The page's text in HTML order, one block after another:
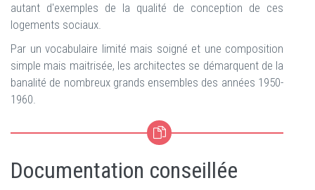
autant d'exemples de la qualité de conception de ces
logements sociaux.
Par un vocabulaire limité mais soigné et une composition
simple mais maitrisée, les architectes se démarquent de la
banalité de nombreux grands ensembles des années 1950-
1960.
Documentation conseillée